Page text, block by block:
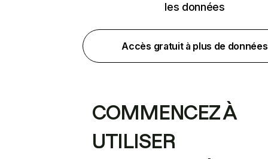
les données
Accès gratuit à plus de données
COMMENCEZ À
UTILISER